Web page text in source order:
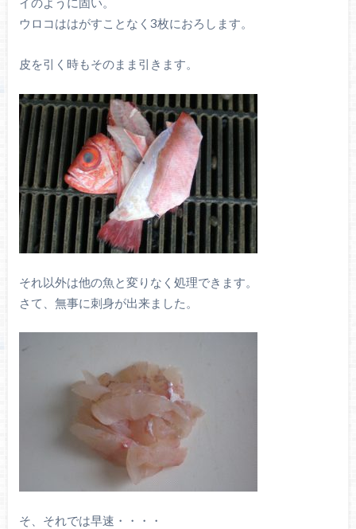
ウロコははがすことなく3枚におろします。
皮を引く時もそのまま引きます。
それ以外は他の魚と変りなく処理できます。
さて、無事に刺身が出来ました。
そ、それでは早速・・・・